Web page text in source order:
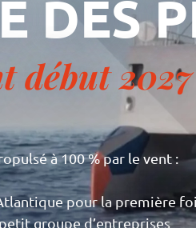
DES
début 2027
à 100 % par le vent :
pour la première
groupe d’entreprises